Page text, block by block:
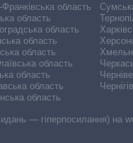
Франківська область
область
область
область
область
область
область
область
область
— гіперпосилання) на